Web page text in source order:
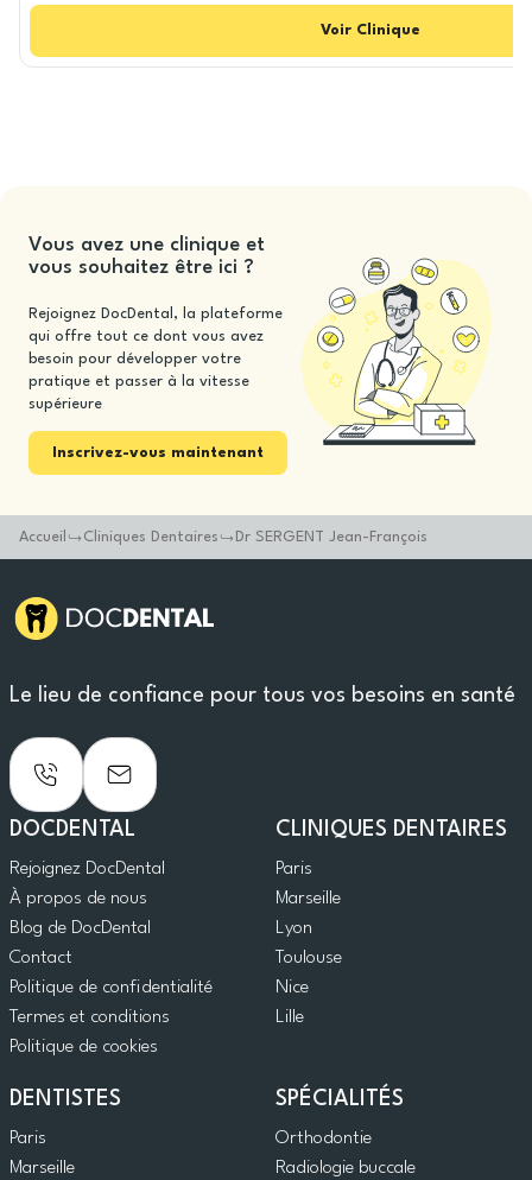
Voir Clinique
Vous avez une clinique et
vous souhaitez être ici ?
Rejoignez DocDental, la plateforme
qui offre tout ce dont vous avez
besoin pour développer votre
pratique et passer à la vitesse
supérieure
Inscrivez-vous maintenant
Accueil Cliniques Dentaires Dr SERGENT Jean-François
Le lieu de confiance pour tous vos besoins en santé
DOCDENTAL
Rejoignez DocDental
À propos de nous
Blog de DocDental
Contact
Politique de confidentialité
Termes et conditions
Politique de cookies
CLINIQUES DENTAIRES
Paris
Marseille
Lyon
Toulouse
Nice
Lille
DENTISTES
Paris
Marseille
SPÉCIALITÉS
Orthodontie
Radiologie buccale